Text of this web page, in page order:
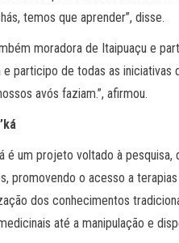
temos que aprender”, disse.
moradora de Itaipuaçu e
participo de todas as iniciativas
avós faziam.”, afirmou.
é um projeto voltado à
promovendo o acesso a
dos conhecimentos
até a manipulação e